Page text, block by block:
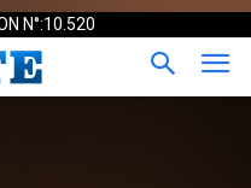
N°:10.520